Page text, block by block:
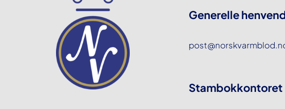
Generelle
Stambokkontoret